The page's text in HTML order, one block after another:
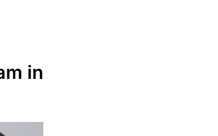
in